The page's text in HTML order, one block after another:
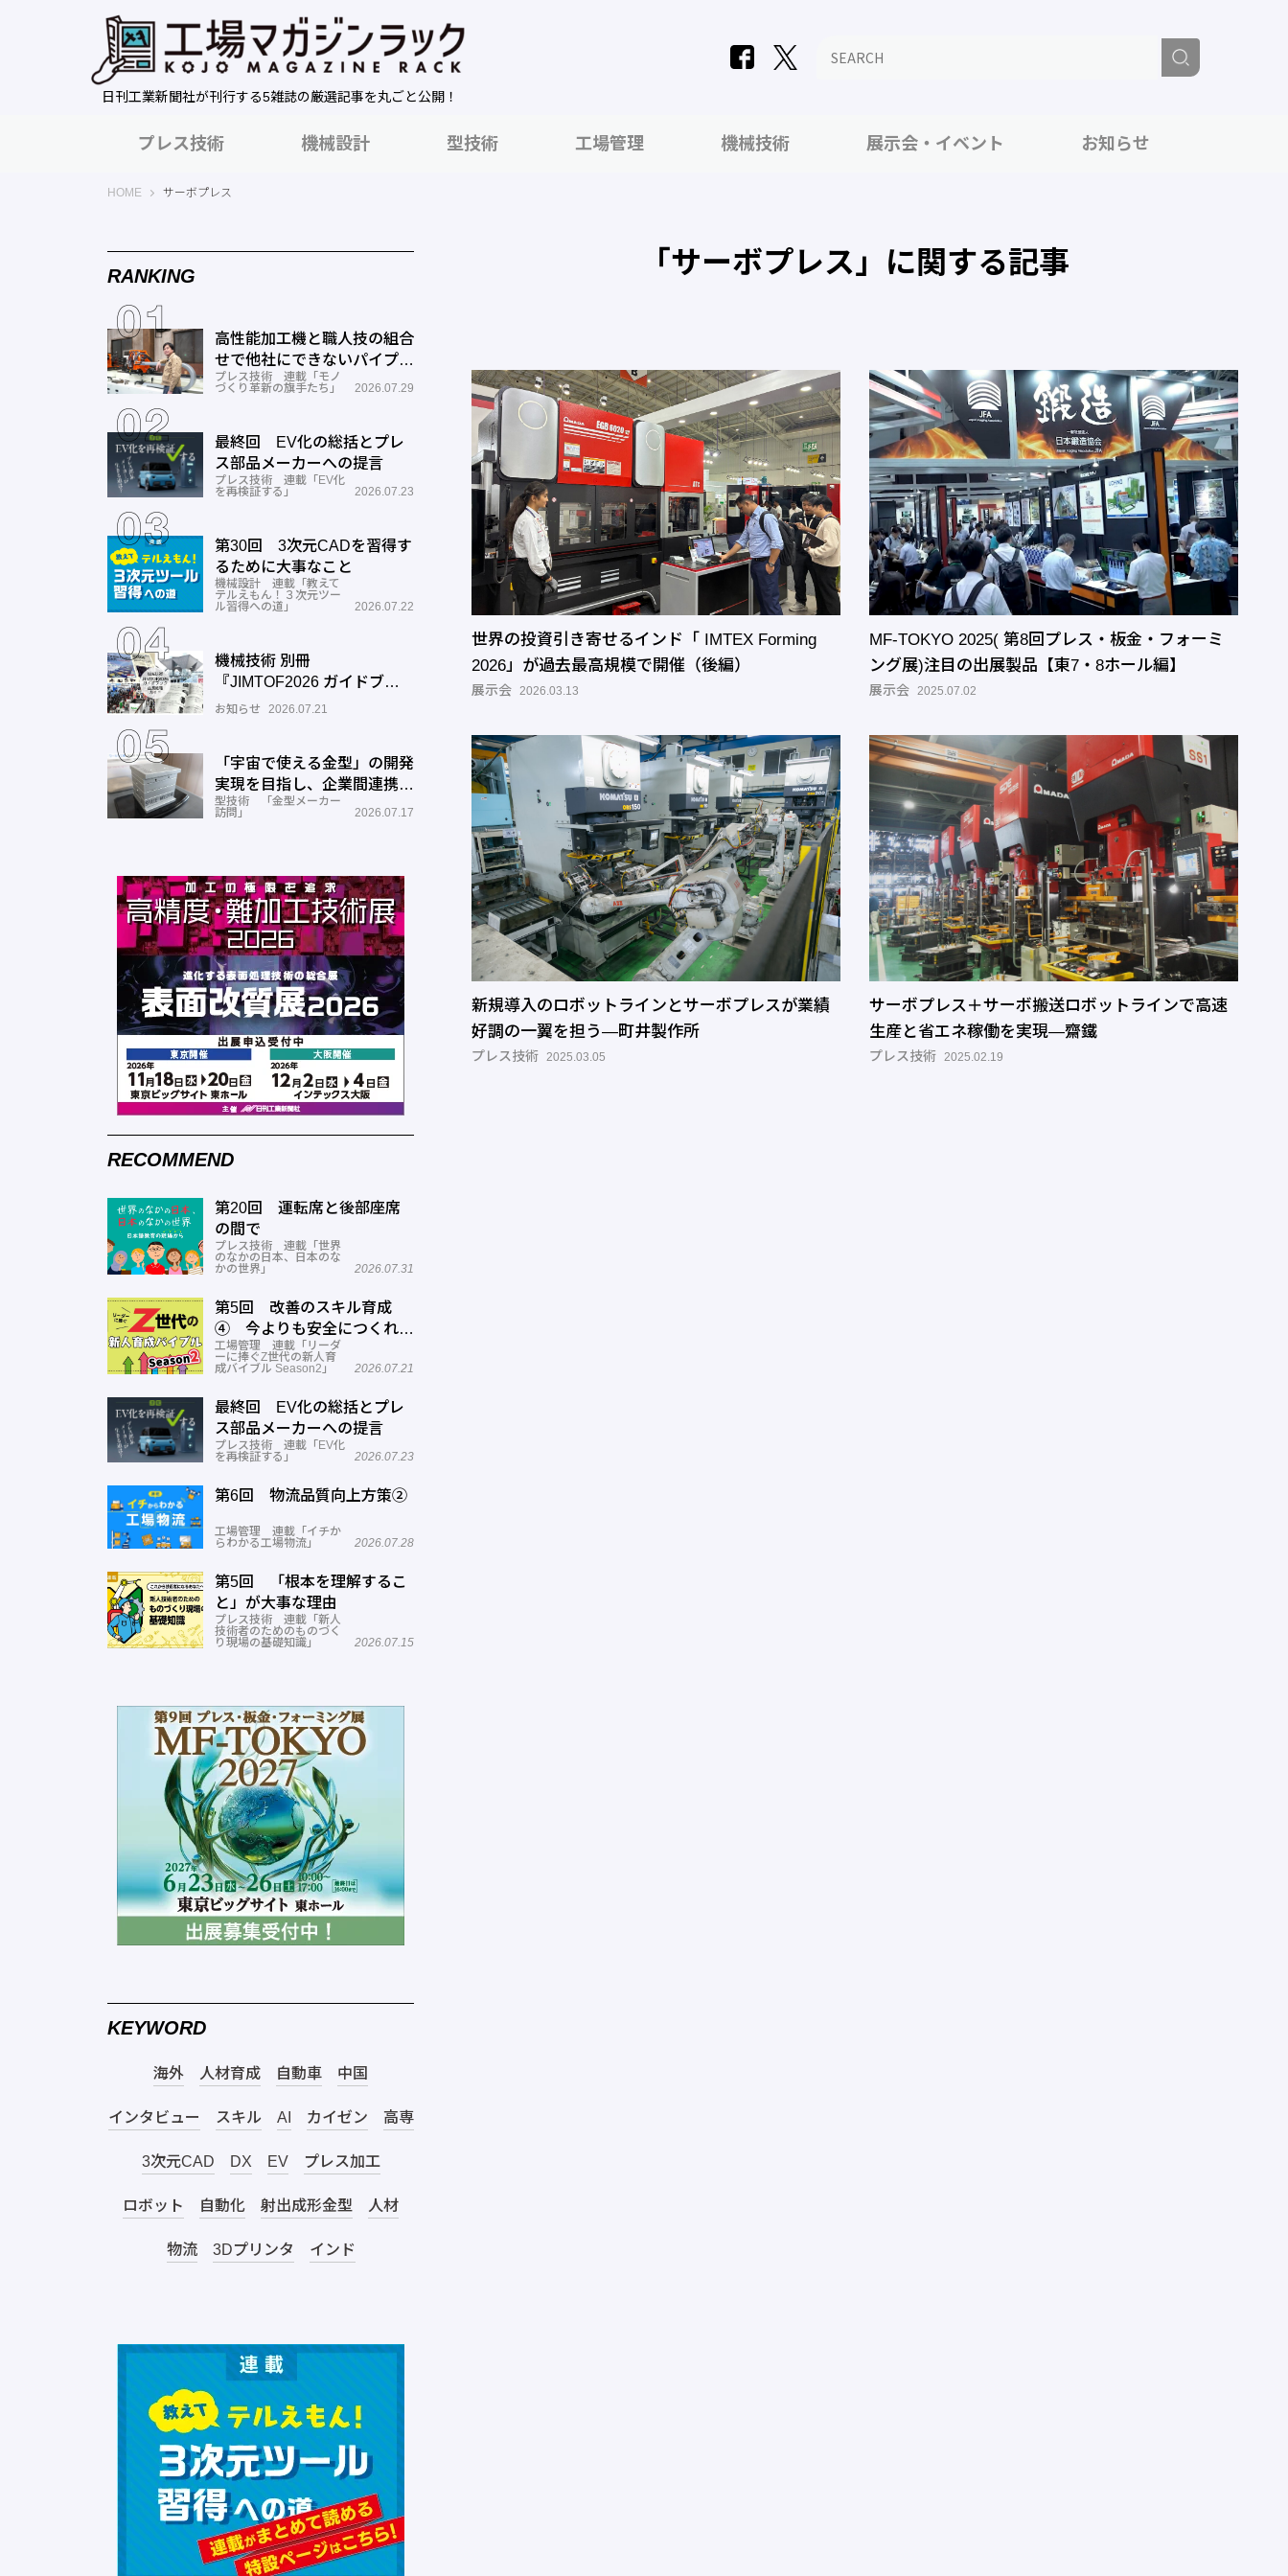
日刊工業新聞社が刊行する5雑誌の厳選記事を丸ごと公開！
プレス技術 機械設計 型技術 工場管理 機械技術 展示会・イベント お知らせ
HOME 工場マガジンラック｜日刊工業新聞社
サーボプレス
「サーボプレス」に関する記事
世界の投資引き寄せるインド「 IMTEX Forming
2026」が過去最高規模で開催（後編）
展示会 2026.03.13
MF-TOKYO 2025( 第8回プレス・板金・フォーミ
ング展)注目の出展製品【東7・8ホール編】
展示会 2025.07.02
新規導入のロボットラインとサーボプレスが業績
好調の一翼を担う―町井製作所
プレス技術 2025.03.05
サーボプレス＋サーボ搬送ロボットラインで高速
生産と省エネ稼働を実現―齋鐵
プレス技術 2025.02.19
RANKING
高性能加工機と職人技の組合
せで他社にできないパイプ曲
げを実現―ミナミ技研
プレス技術 連載「モノ
づくり革新の旗手たち」
2026.07.29
最終回 EV化の総括とプレ
ス部品メーカーへの提言
プレス技術 連載「EV化
を再検証する」
2026.07.23
第30回 3次元CADを習得す
るために大事なこと
機械設計 連載「教えて
テルえもん！３次元ツー
ル習得への道」
2026.07.22
機械技術 別冊
『JIMTOF2026 ガイドブッ
ク』出展機種ガイドご入力の
お知らせ 2026.07.21
「宇宙で使える金型」の開発
実現を目指し、企業間連携を
推進―ワールド工業
型技術 「金型メーカー
訪問」
2026.07.17
RECOMMEND
第20回 運転席と後部座席
の間で
プレス技術 連載「世界
のなかの日本、日本のな
かの世界」
2026.07.31
第5回 改善のスキル育成
④ 今よりも安全につくれる
スキルを高める
工場管理 連載「リーダ
ーに捧ぐZ世代の新人育
成バイブル Season2」
2026.07.21
最終回 EV化の総括とプレ
ス部品メーカーへの提言
プレス技術 連載「EV化
を再検証する」
2026.07.23
第6回 物流品質向上方策②
工場管理 連載「イチか
らわかる工場物流」
2026.07.28
第5回 「根本を理解するこ
と」が大事な理由
プレス技術 連載「新人
技術者のためのものづく
り現場の基礎知識」
2026.07.15
KEYWORD
海外 人材育成 自動車 中国
インタビュー スキル AI カイゼン 高専
3次元CAD DX EV プレス加工
ロボット 自動化 射出成形金型 人材
物流 3Dプリンタ インド